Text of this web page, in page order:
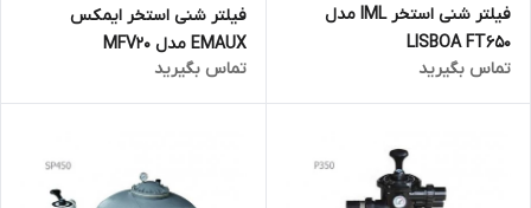
فیلتر شنی استخر IML مدل
LISBOA FT650
تماس بگیرید
فیلتر شنی استخر ایمکس
EMAUX مدل MFV20
تماس بگیرید